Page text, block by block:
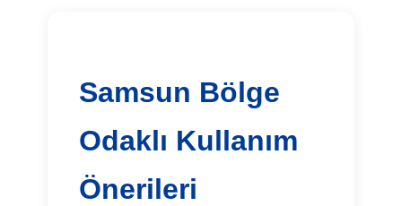
Samsun Bölge
Odaklı Kullanım
Önerileri